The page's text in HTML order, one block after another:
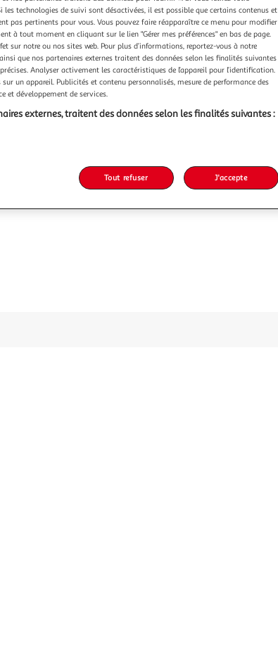
-14 %
6,99€
5,99€
les technologies de suivi sont désactivées, il est possible que certains contenus et
pas pertinents pour vous. Vous pouvez faire réapparaître ce menu pour modifier
à tout moment en cliquant sur le lien "Gérer mes préférences" en bas de page.
sur notre ou nos sites web. Pour plus d’informations, reportez-vous à notre
que nos partenaires externes traitent des données selon les finalités suivantes
Analyser activement les caractéristiques de l’appareil pour l’identification.
un appareil. Publicités et contenu personnalisés, mesure de performance des
et développement de services.
externes, traitent des données selon les finalités suivantes :
Tout refuser J'accepte